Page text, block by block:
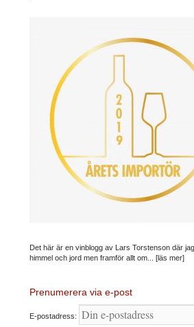
Det här är en vinblogg av Lars Torstenson där
himmel och jord men framför allt om... [läs mer]
Prenumerera via e-post
E-postadress: